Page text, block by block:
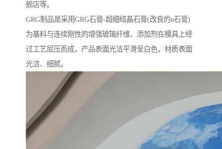
舰店等。
GRG制品是采用GRG石膏-超细结晶石膏(改良的ɑ石膏)
为基料与连续刚性的增强玻璃纤维、添加剂在模具上经
过工艺层压而成，产品表面光洁平滑呈白色，材质表面
光洁、细腻。